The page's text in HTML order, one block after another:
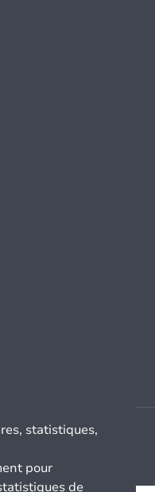
statistiques,
pour
de